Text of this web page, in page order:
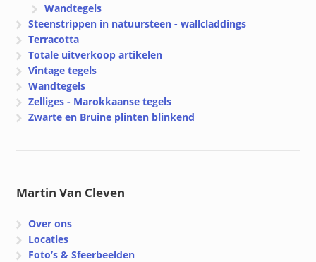
Wandtegels
Steenstrippen in natuursteen - wallcladdings
Terracotta
Totale uitverkoop artikelen
Vintage tegels
Wandtegels
Zelliges - Marokkaanse tegels
Zwarte en Bruine plinten blinkend
Martin Van Cleven
Over ons
Locaties
Foto’s & Sfeerbeelden